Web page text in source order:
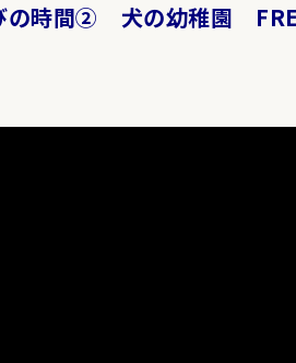
時間② 犬の幼稚園